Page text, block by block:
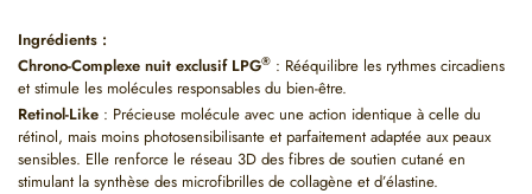
Ingrédients :
Chrono-Complexe nuit exclusif LPG® : Rééquilibre les rythmes circadiens
et stimule les molécules responsables du bien-être.
Retinol-Like : Précieuse molécule avec une action identique à celle du
rétinol, mais moins photosensibilisante et parfaitement adaptée aux peaux
sensibles. Elle renforce le réseau 3D des fibres de soutien cutané en
stimulant la synthèse des microfibrilles de collagène et d’élastine.